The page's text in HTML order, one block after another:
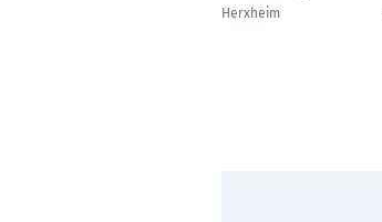
Herxheim